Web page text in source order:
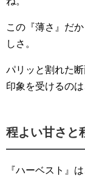
この『薄さ』だ
しさ。
パリッと割れた
印象を受けるの
程よい甘さと
『ハーベスト』